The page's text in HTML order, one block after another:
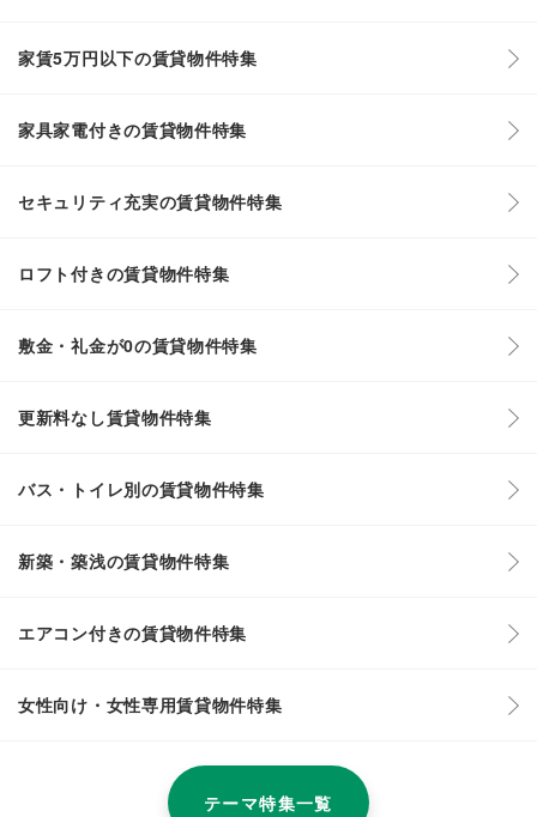
家賃5万円以下の賃貸物件特集
家具家電付きの賃貸物件特集
セキュリティ充実の賃貸物件特集
ロフト付きの賃貸物件特集
敷金・礼金が0の賃貸物件特集
更新料なし賃貸物件特集
バス・トイレ別の賃貸物件特集
新築・築浅の賃貸物件特集
エアコン付きの賃貸物件特集
女性向け・女性専用賃貸物件特集
テーマ特集一覧